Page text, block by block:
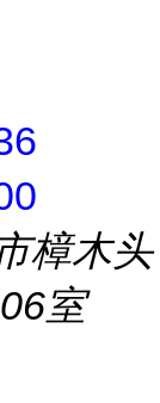
樟木头
室